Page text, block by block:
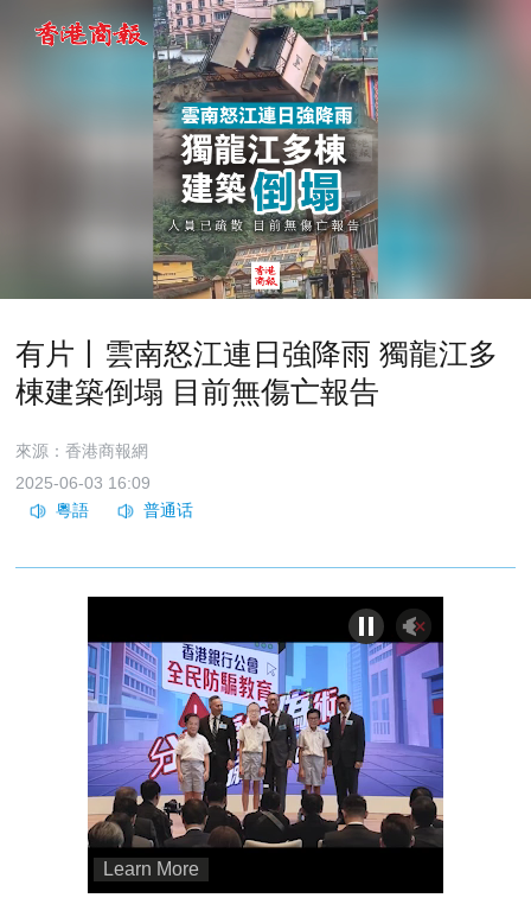
有片丨雲南怒江連日強降雨 獨龍江多
棟建築倒塌 目前無傷亡報告
來源：香港商報網
2025-06-03 16:09